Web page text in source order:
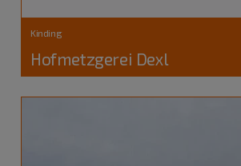
Kinding
Hofmetzgerei Dexl